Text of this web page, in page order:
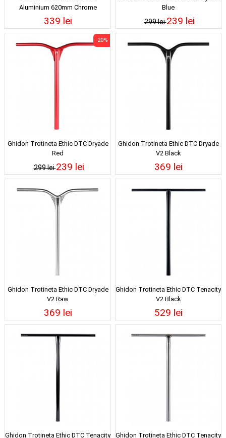
Aluminium 620mm Chrome
339 lei
Blue
299 lei239 lei
Ghidon Trotineta Ethic DTC Dryade
Red
299 lei
-20%
239 lei
Ghidon Trotineta Ethic DTC Dryade
V2 Black
369 lei
Ghidon Trotineta Ethic DTC Dryade
V2 Raw
369 lei
Ghidon Trotineta Ethic DTC Tenacity
V2 Black
529 lei
Ghidon Trotineta Ethic DTC Tenacity Ghidon Trotineta Ethic DTC Tenacity